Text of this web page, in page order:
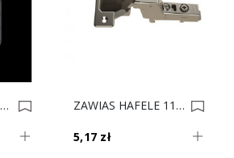
KOŁEK WCISKANY BLUM 70.0582 0019033 ZAWIAS HAFELE 110 DW BLUMOTION 311.04.002 0015597
5,17 zł